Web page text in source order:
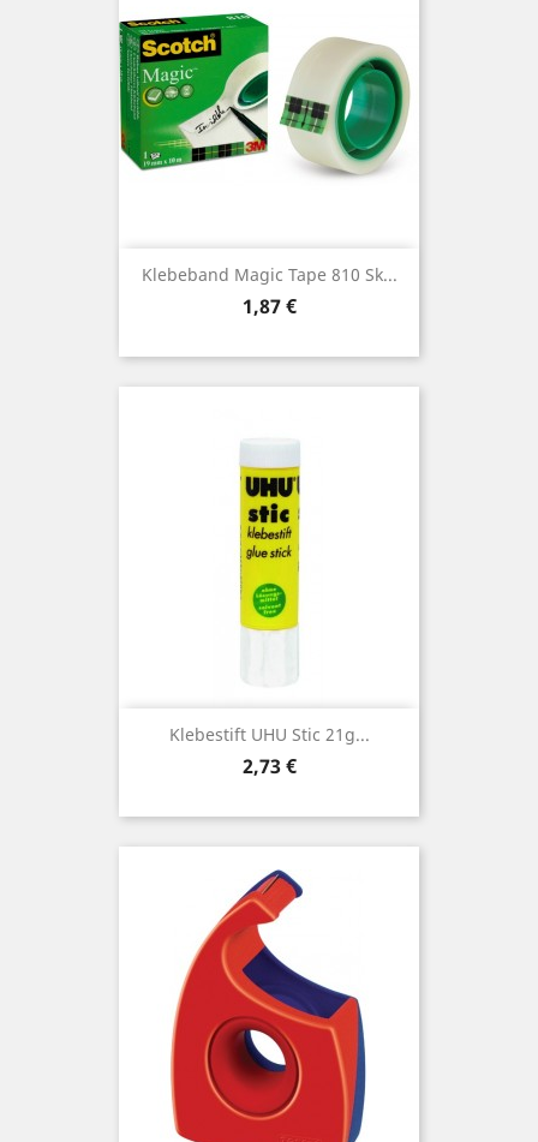
Klebeband Magic Tape 810 Sk...
Preis
1,87 €
Klebestift UHU Stic 21g...
Preis
2,73 €